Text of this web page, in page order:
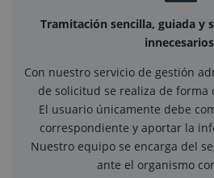
Tramitación sencilla, guiada y
Con nuestro servicio de gestión
de solicitud se realiza de forma
El usuario únicamente debe
correspondiente y aportar la
Nuestro equipo se encarga del
ante el organismo